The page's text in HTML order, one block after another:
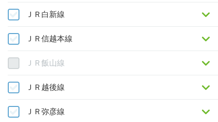
ＪＲ白新線
ＪＲ信越本線
ＪＲ飯山線
ＪＲ越後線
ＪＲ弥彦線